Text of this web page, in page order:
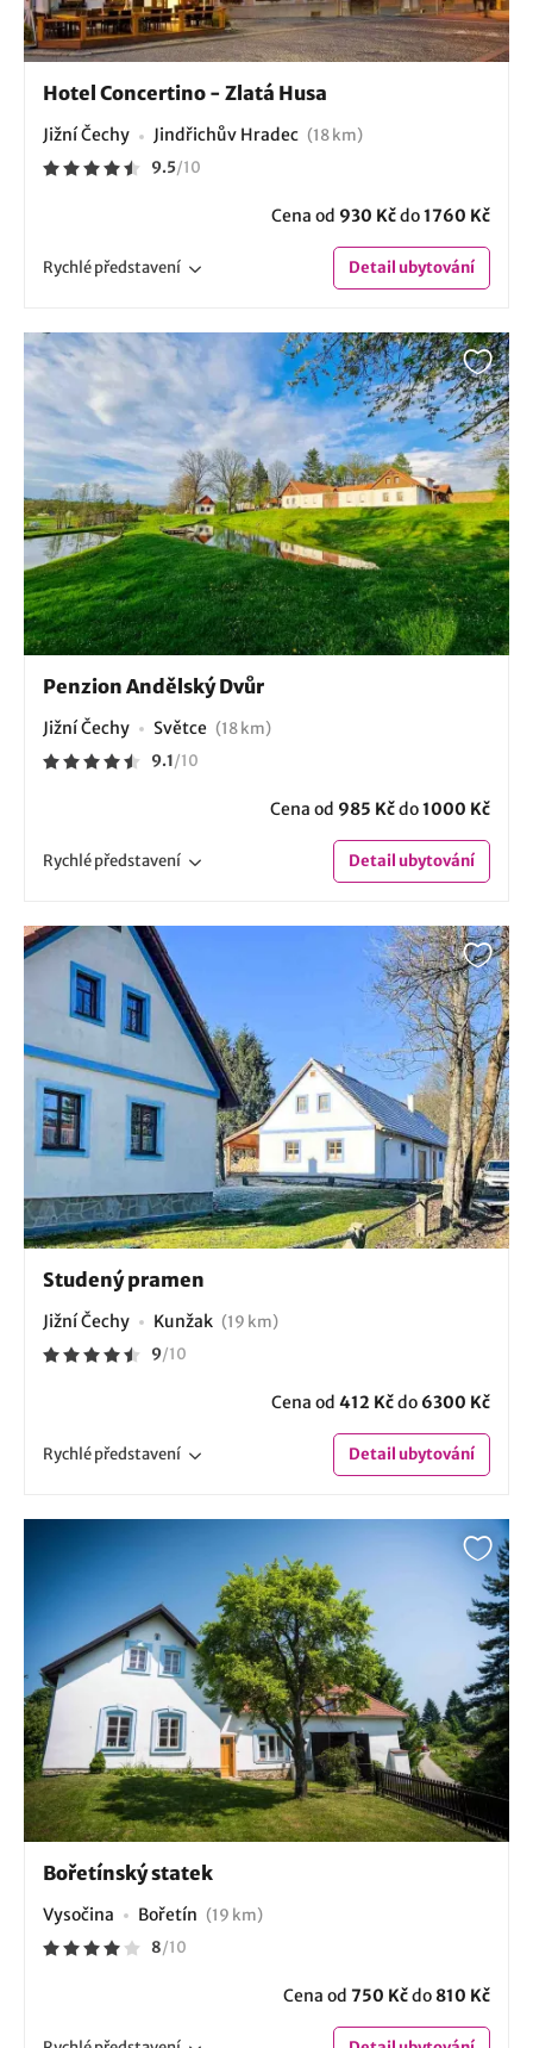
Hotel Concertino - Zlatá Husa
Jižní Čechy Jindřichův Hradec (18 km)
9.5/10
Cena od 930 Kčdo1760 Kč
Rychlépředstavení Detailubytování
Penzion Andělský Dvůr
Jižní Čechy Světce (18 km)
9.1/10
Cena od 985 Kčdo1000 Kč
Rychlépředstavení Detailubytování
Studený pramen
Jižní Čechy Kunžak (19 km)
9/10
Cena od 412 Kčdo 6300 Kč
Rychlépředstavení Detailubytování
Bořetínský statek
Vysočina Bořetín (19 km)
8/10
Cena od 750 Kčdo 810 Kč